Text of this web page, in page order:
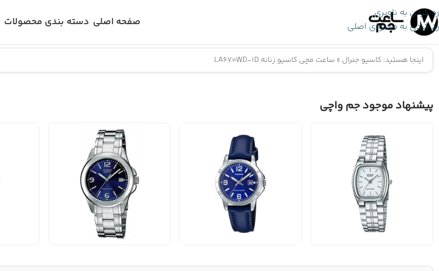
رد کردن به ناوبری
رد کردن به محتوای اصلی
صفحه اصلی دسته بندی محصولات
اینجا هستید: کاسیو جنرال » ساعت مچی کاسیو زنانه LA670WD-1D
پیشنهاد موجود جم واچی